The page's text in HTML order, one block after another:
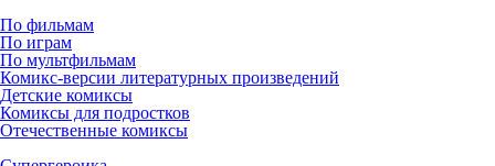
По фильмам
По играм
По мультфильмам
Комикс-версии литературных произведений
Детские комиксы
Комиксы для подростков
Отечественные комиксы